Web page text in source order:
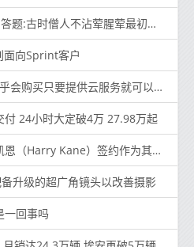
:古时僧人不沾荤腥荤最初指的是
向Sprint客户
只要提供云服务就可以移动的任何东西
24小时大定破4万 27.98万起
Harry Kane）签约作为其品牌大使
升级的超广角镜头以改善摄影
一回事吗